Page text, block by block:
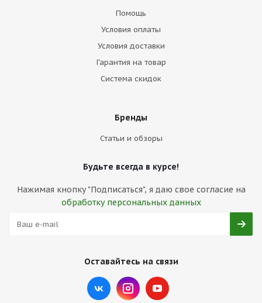
Помощь
Условия оплаты
Условия доставки
Гарантия на товар
Система скидок
Бренды
Статьи и обзоры
Будьте всегда в курсе!
Нажимая кнопку "Подписаться", я даю свое согласие на
обработку персональных данных
Оставайтесь на связи